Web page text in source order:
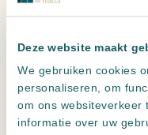
Deze website maakt
We gebruiken cookies
personaliseren, om
om ons websiteverkeer
informatie over uw